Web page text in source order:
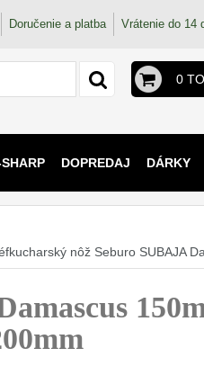
Doručenie a platba Vrátenie do 14
0
DOPREDAJ DÁRKY
nôž Seburo SUBAJA